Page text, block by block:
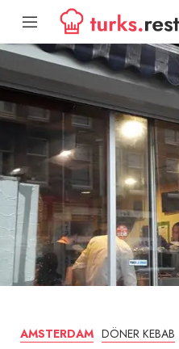
AMSTERDAM DÖNER KEBAB